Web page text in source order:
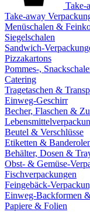
Take-
Take-away
Menüschalen &
Siegelschalen
Sandwich-
Pizzakartons
Pommes-,
Catering
Tragetaschen &
Einweg-Geschirr
Becher, Flaschen &
Beutel & Verschlüsse
Etiketten &
Behälter, Dosen &
Obst- & Gemüse-
Fischverpackungen
Feingebäck-
Einweg-Backformen
Papiere & Folien